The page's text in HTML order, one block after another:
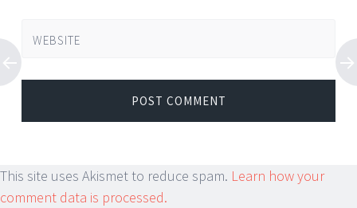
WEBSITE
This site uses Akismet to reduce spam. Learn how your
comment data is processed.